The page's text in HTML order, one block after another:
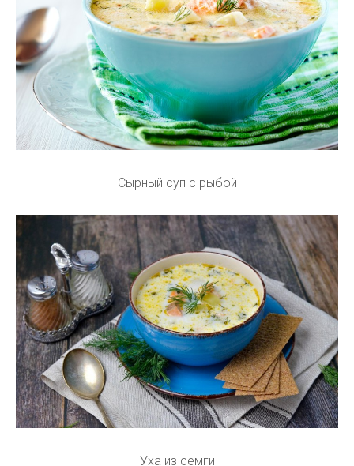
Сырный суп с рыбой
Уха из семги